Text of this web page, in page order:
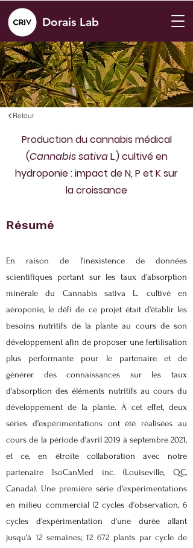
Dorais Lab
Retour
Production du cannabis médical
(Cannabis sativaL.) cultivé en
hydroponie : impact de N, P et K sur
la croissance
Résumé
En raison de l'inexistence de données
scientifiques portant sur les taux d'absorption
minérale du Cannabis sativa L. cultivé en
aéroponie, le défi de ce projet était d'établir les
besoins nutritifs de la plante au cours de son
développement afin de proposer une fertilisation
plus performante pour le partenaire et de
générer des connaissances sur les taux
d'absorption des éléments nutritifs au cours du
développement de la plante. À cet effet, deux
séries d'expérimentations ont été réalisées au
cours de la période d'avril 2019 à septembre 2021,
et ce, en étroite collaboration avec notre
partenaire IsoCanMed inc. (Louiseville, QC,
Canada). Une première série d'expérimentations
en milieu commercial (2 cycles d'observation, 6
cycles d'expérimentation d'une durée allant
jusqu'à 12 semaines; 12 672 plants par cycle de